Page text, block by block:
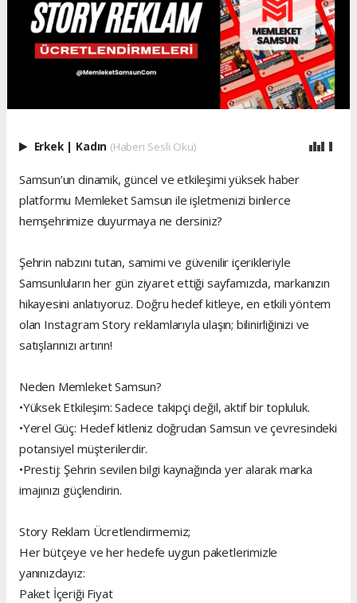
Erkek Kadın (Haberi Sesli Oku)
Samsun’un dinamik, güncel ve etkileşimi yüksek haber
platformu Memleket Samsun ile işletmenizi binlerce
hemşehrimize duyurmaya ne dersiniz?
Şehrin nabzını tutan, samimi ve güvenilir içerikleriyle
Samsunluların her gün ziyaret ettiği sayfamızda, markanızın
hikayesini anlatıyoruz. Doğru hedef kitleye, en etkili yöntem
olan Instagram Story reklamlarıyla ulaşın; bilinirliğinizi ve
satışlarınızı artırın!
Neden Memleket Samsun?
•Yüksek Etkileşim: Sadece takipçi değil, aktif bir topluluk.
•Yerel Güç: Hedef kitleniz doğrudan Samsun ve çevresindeki
potansiyel müşterilerdir.
•Prestij: Şehrin sevilen bilgi kaynağında yer alarak marka
imajınızı güçlendirin.
Story Reklam Ücretlendirmemiz;
Her bütçeye ve her hedefe uygun paketlerimizle
yanınızdayız:
Paket İçeriği Fiyat